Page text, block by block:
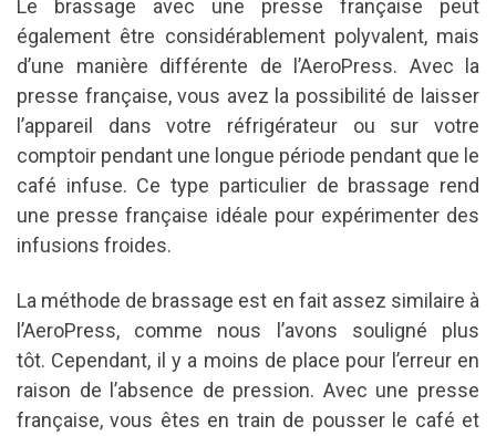
Le brassage avec une presse française peut
également être considérablement polyvalent, mais
d’une manière différente de l’AeroPress. Avec la
presse française, vous avez la possibilité de laisser
l’appareil dans votre réfrigérateur ou sur votre
comptoir pendant une longue période pendant que le
café infuse. Ce type particulier de brassage rend
une presse française idéale pour expérimenter des
infusions froides.
La méthode de brassage est en fait assez similaire à
l’AeroPress, comme nous l’avons souligné plus
tôt. Cependant, il y a moins de place pour l’erreur en
raison de l’absence de pression. Avec une presse
française, vous êtes en train de pousser le café et